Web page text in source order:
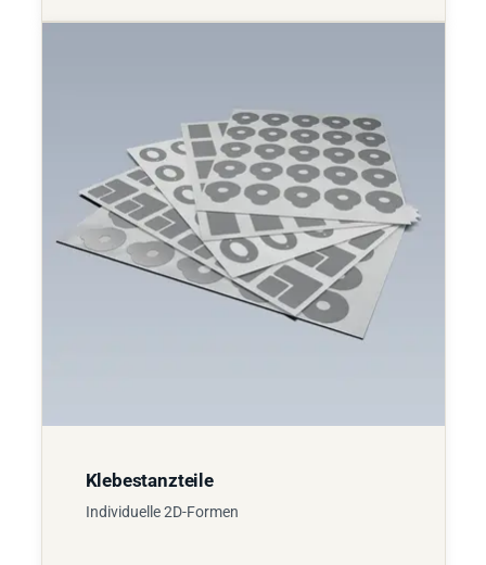
Klebestanzteile
Individuelle 2D-Formen